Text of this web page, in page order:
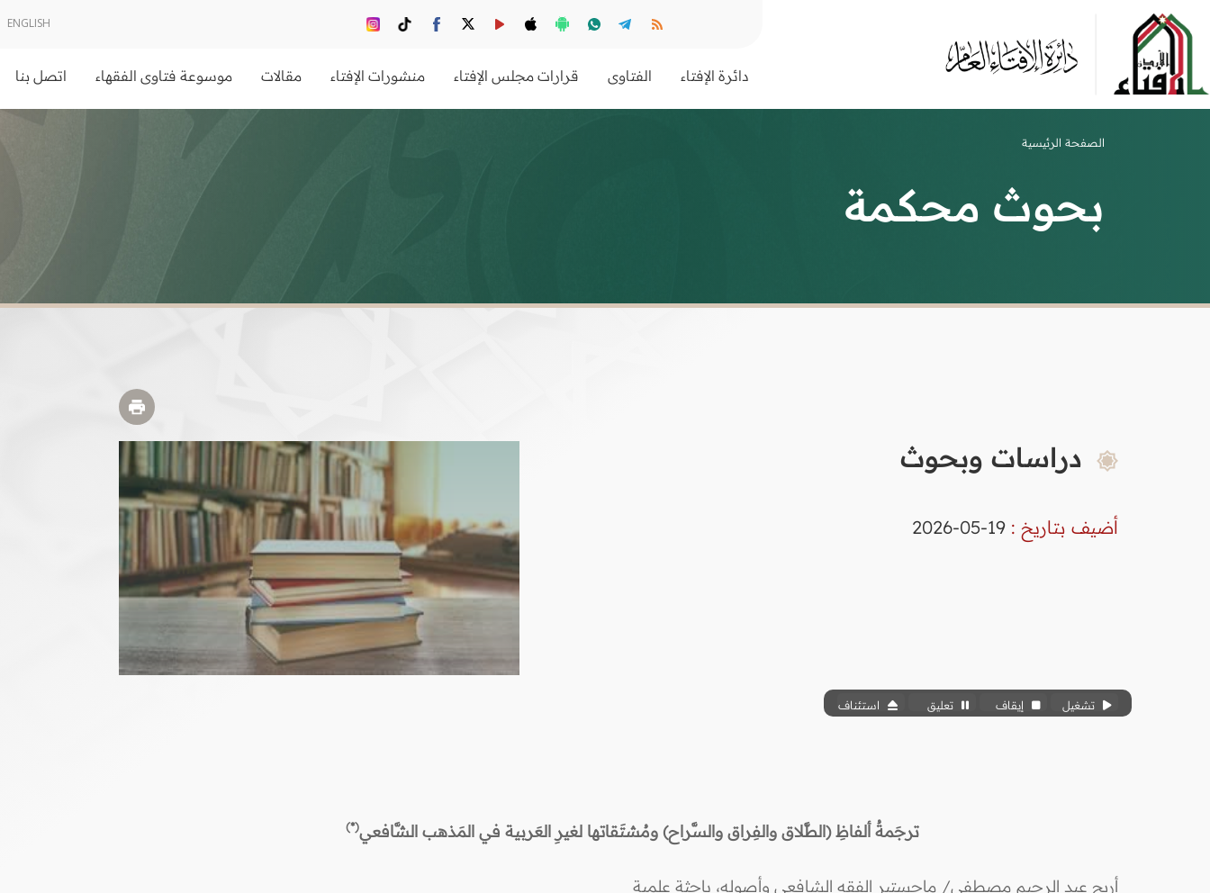
ENGLISH
دائرة الإفتاء الفتاوى قرارات مجلس الإفتاء منشورات الإفتاء مقالات موسوعة فتاوى الفقهاء اتصل بنا
الصفحة الرئيسية
بحوث محكمة
دراسات وبحوث
أضيف بتاريخ : 19-05-2026
تشغيل إيقاف تعليق استئناف
ترجَمةُ ألفاظِ (الطَّلاق والفِراق والسَّراح) ومُشتَقاتها لغيرِ العَربية في المَذهب الشَّافعي(*)
أريج عبد الرحيم مصطفى/ ماجستير الفقه الشافعي وأصوله، باحثة علمية